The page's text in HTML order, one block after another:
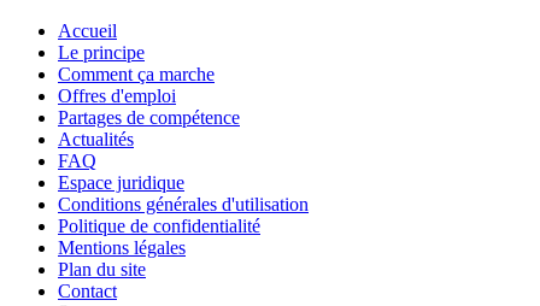
Accueil
Le principe
Comment ça marche
Offres d'emploi
Partages de compétence
Actualités
FAQ
Espace juridique
Conditions générales d'utilisation
Politique de confidentialité
Mentions légales
Plan du site
Contact